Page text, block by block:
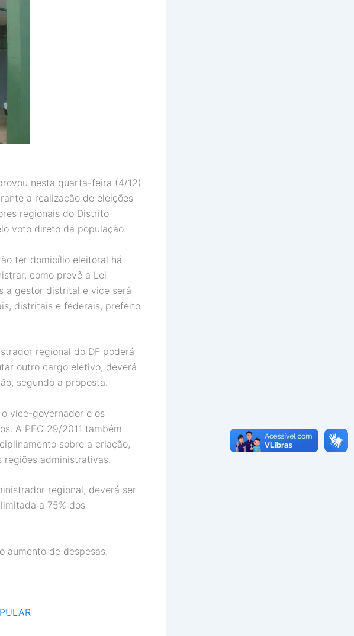
nesta quarta-feira (4/12)
a realização de eleições
regionais do Distrito
voto direto da população.
ter domicílio eleitoral há
como prevê a Lei
a gestor distrital e vice será
distritais e federais, prefeito
regional do DF poderá
outro cargo eletivo, deverá
segundo a proposta.
vice-governador e os
A PEC 29/2011 também
sobre a criação,
regiões administrativas.
regional, deverá ser
a 75% dos
aumento de despesas.